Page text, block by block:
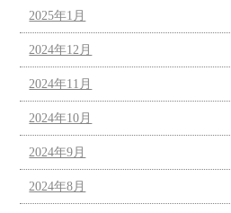
2025年1月
2024年12月
2024年11月
2024年10月
2024年9月
2024年8月